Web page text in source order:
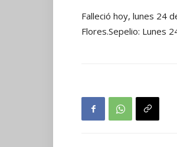
Falleció hoy, lunes 24
Flores.Sepelio: Lunes